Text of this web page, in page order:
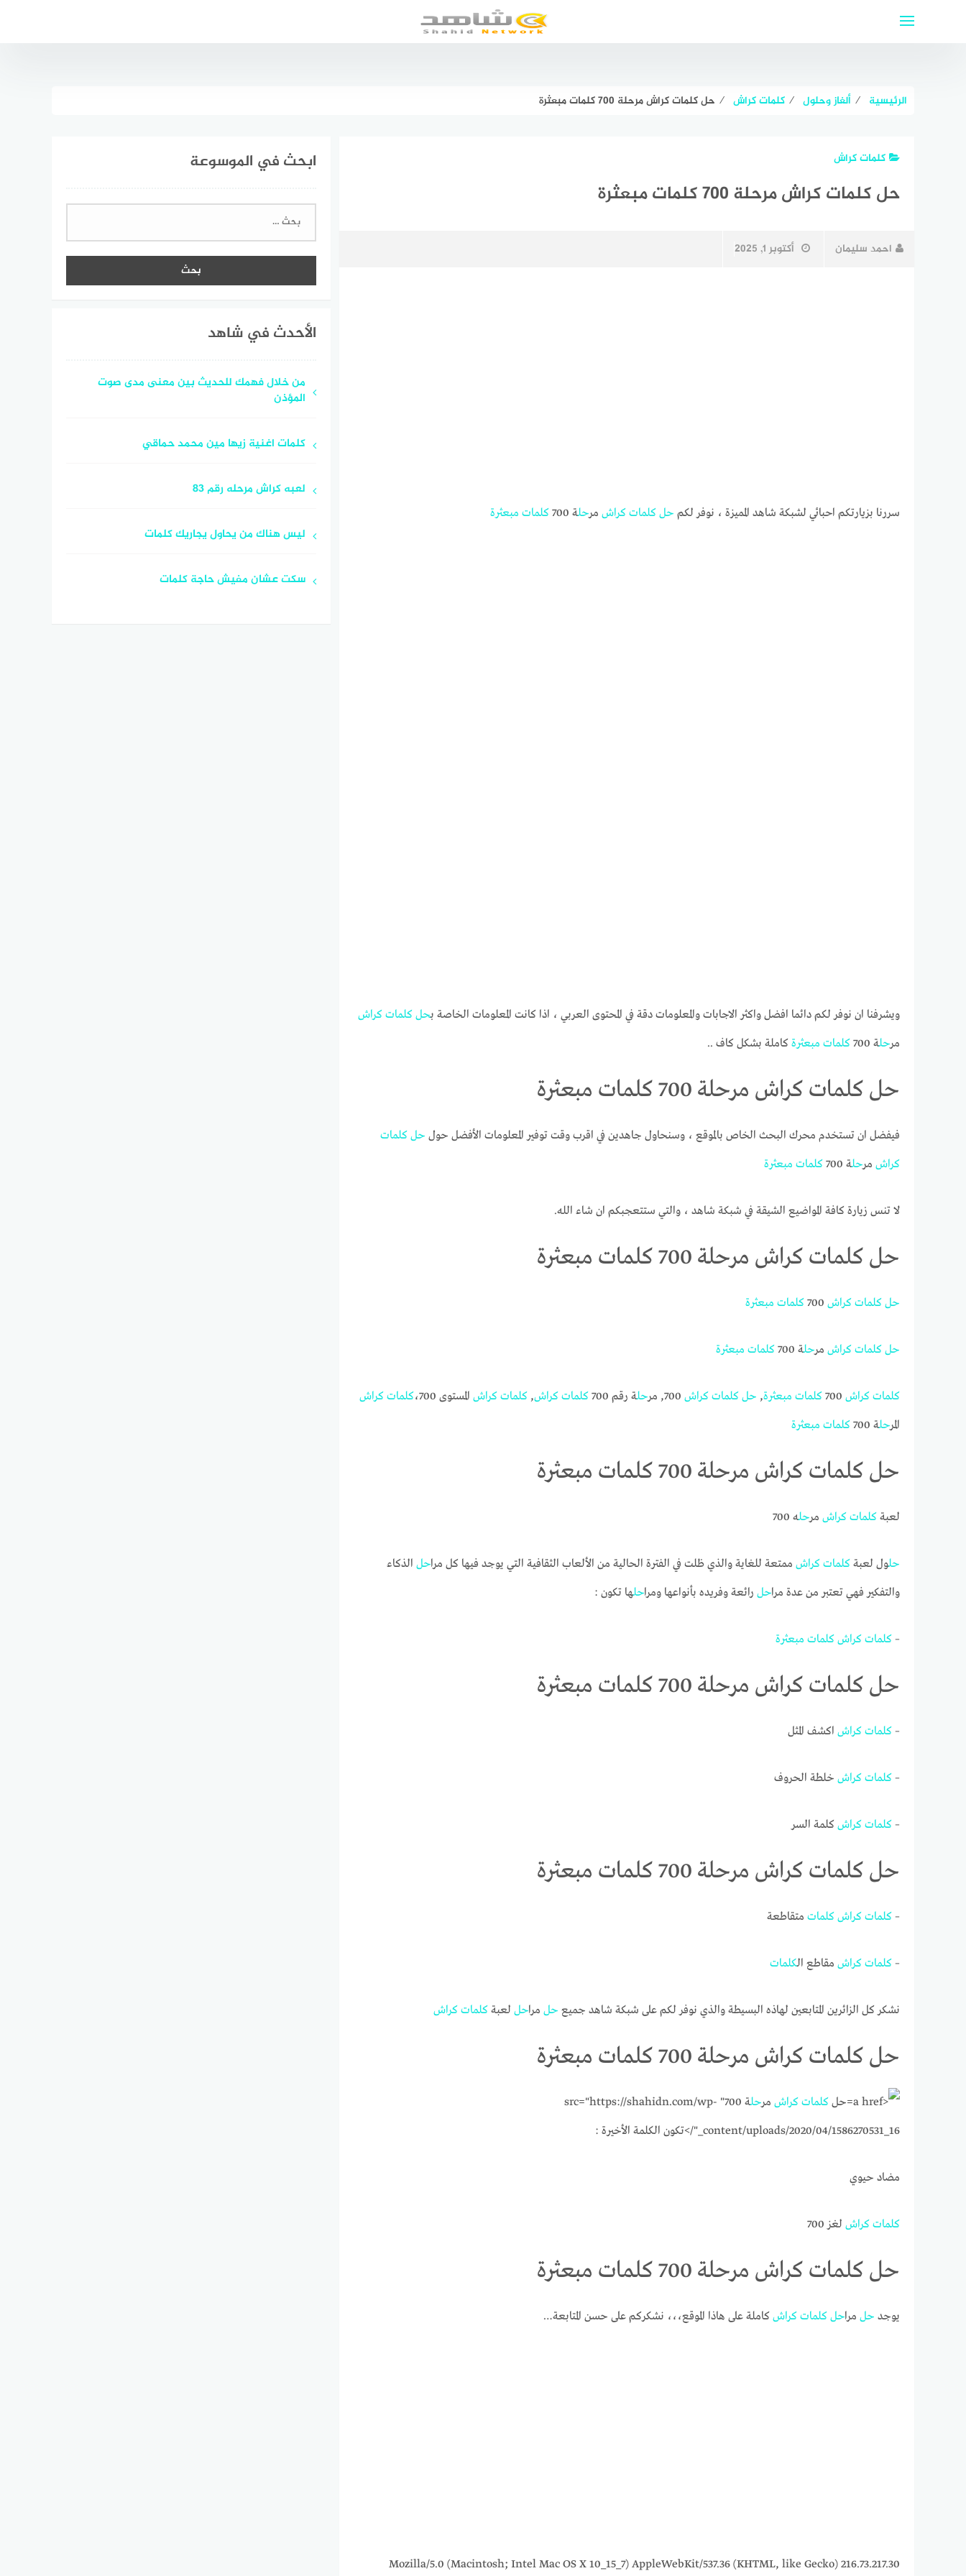
الرئيسية ⁄ ألغاز وحلول ⁄ كلمات كراش ⁄ حل كلمات كراش مرحلة 700 كلمات مبعثرة
كلمات كراش
حل كلمات كراش مرحلة 700 كلمات مبعثرة
احمد سليمان أكتوبر 1, 2025
سررنا بزيارتكم احبائي لشبكة شاهد المميزة ، نوفر لكم حل كلمات كراش مرحلة 700 كلمات مبعثرة
ويشرفنا ان نوفر لكم دائما افضل واكثر الاجابات والمعلومات دقة في المحتوى العربي ، اذا كانت المعلومات الخاصة بحل كلمات كراش
مرحلة 700 كلمات مبعثرة كاملة بشكل كاف ..
حل كلمات كراش مرحلة 700 كلمات مبعثرة
فيفضل ان تستخدم محرك البحث الخاص بالموقع ، وسنحاول جاهدين في اقرب وقت توفير المعلومات الأفضل حول حل كلمات
كراش مرحلة 700 كلمات مبعثرة
لا تنس زيارة كافة المواضيع الشيقة في شبكة شاهد ، والتي ستتعجبكم ان شاء الله.
حل كلمات كراش مرحلة 700 كلمات مبعثرة
حل كلمات كراش كلمات مبعثرة
حل كلمات كراش مرحلة 700 كلمات مبعثرة
كلمات كراش كلمات مبعثرة, حل كلمات كراش , مرحلة رقم 700 كلمات كراش, كلمات كراش المستوى 700، كلمات كراش
المرحلة 700 كلمات مبعثرة
حل كلمات كراش مرحلة 700 كلمات مبعثرة
لعبة كلمات كراش مرحله 700
حلول لعبة كلمات كراش ممتعة للغاية والذي ظلت في الفترة الحالية من الألعاب الثقافية التي يوجد فيها كل مراحل الذكاء
والتفكير فهي تعتبر من عدة مراحل رائعة وفريده بأنواعها ومراحلها تكون :
– كلمات كراش كلمات مبعثرة
حل كلمات كراش مرحلة 700 كلمات مبعثرة
– كلمات كراش اكشف المثل
– كلمات كراش خلطة الحروف
– كلمات كراش كلمة السر
حل كلمات كراش مرحلة 700 كلمات مبعثرة
– كلمات كراش كلمات متقاطعة
– كلمات كراش مقاطع الكلمات
نشكر كل الزائرين المتابعين لهاذه البسيطة والذي نوفر لكم على شبكة شاهد جميع حل مراحل لعبة كلمات كراش
حل كلمات كراش مرحلة 700 كلمات مبعثرة
حل كلمات كراش مرحل
ة 700" src="https://shahidn.com/wp-
content/uploads/2020/04/1586270531_16_"/>
تكون الكلمة الأخيرة :
مضاد حيوي
كلمات كراش لغز 700
حل كلمات كراش مرحلة 700 كلمات مبعثرة
يوجد حل مراحل كلمات كراش كاملة على هاذا الموقع،،، نشكركم على حسن المتابعة…
216.73.217.30 Mozilla/5.0 (Macintosh; Intel Mac OS X 10_15_7) AppleWebKit/537.36 (KHTML, like Gecko)
ابحث في الموسوعة
البحث
الأحدث في شاهد
من خلال فهمك للحديث بين معنى مدى صوت
المؤذن
كلمات اغنية زيها مين محمد حماقي
لعبه كراش مرحله رقم 83
ليس هناك من يحاول يجاريك كلمات
سكت عشان مفيش حاجة كلمات